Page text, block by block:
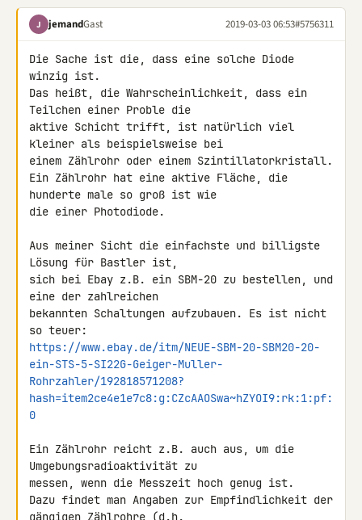
J jemandGast 2019-03-03 06:53#5756311
Die Sache ist die, dass eine solche Diode
winzig ist.
Das heißt, die Wahrscheinlichkeit, dass ein
Teilchen einer Proble die
aktive Schicht trifft, ist natürlich viel
kleiner als beispielsweise bei
einem Zählrohr oder einem Szintillatorkristall.
Ein Zählrohr hat eine aktive Fläche, die
hunderte male so groß ist wie
die einer Photodiode.
Aus meiner Sicht die einfachste und billigste
Lösung für Bastler ist,
sich bei Ebay z.B. ein SBM-20 zu bestellen, und
eine der zahlreichen
bekannten Schaltungen aufzubauen. Es ist nicht
https://www.ebay.de/itm/NEUE-SBM-20-SBM20-20-
ein-STS-5-SI22G-Geiger-Muller-
Rohrzahler/192818571208?
hash=item2ce4e1e7c8:g:CZcAAOSwa~hZYOI9:rk:1:pf:
0
Ein Zählrohr reicht z.B. auch aus, um die
Umgebungsradioaktivität zu
messen, wenn die Messzeit hoch genug ist.
Dazu findet man Angaben zur Empfindlichkeit der
gängigen Zählrohre (d.h.